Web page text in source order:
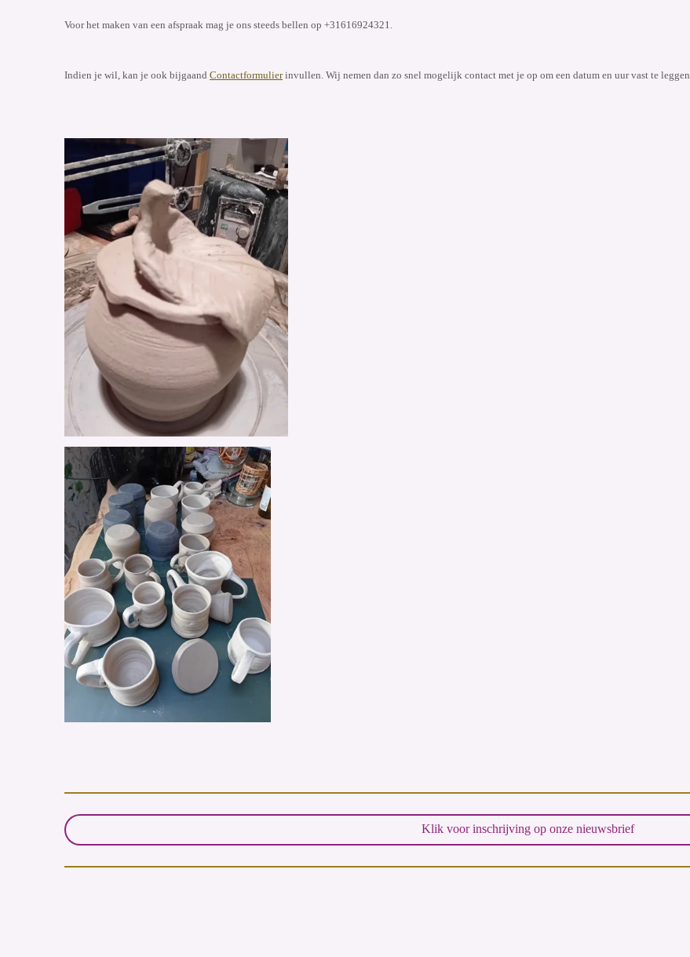
Voor het maken van een afspraak mag je ons steeds bellen op +31616924321.
Indien je wil, kan je ook bijgaand Contactformulier invullen. Wij nemen dan zo snel mogelijk contact met je op om een datum en uur vast te leggen.
Klik voor inschrijving op onze nieuwsbrief